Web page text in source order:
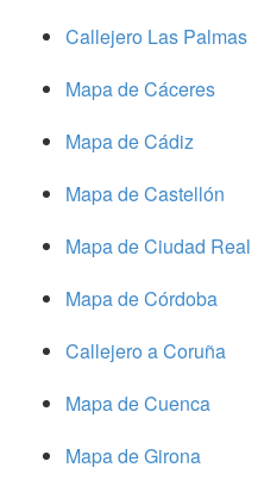
Callejero Las Palmas
Mapa de Cáceres
Mapa de Cádiz
Mapa de Castellón
Mapa de Ciudad Real
Mapa de Córdoba
Callejero a Coruña
Mapa de Cuenca
Mapa de Girona